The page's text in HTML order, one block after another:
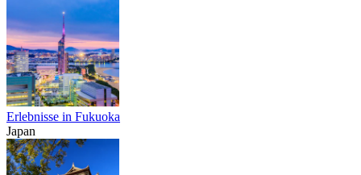
Erlebnisse in Fukuoka
Japan